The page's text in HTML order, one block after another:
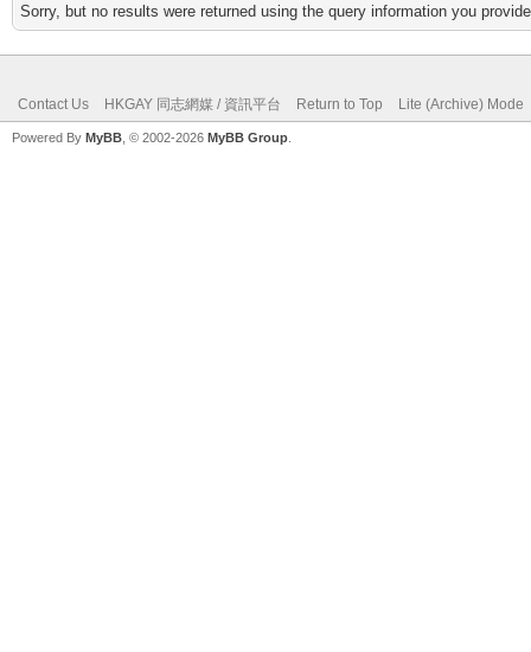
Sorry, but no results were returned using the query information you
Contact Us HKGAY 同志網媒 / 資訊平台 Return to Top Lite (Archive) Mode
Powered By MyBB , © 2002-2026 MyBB Group